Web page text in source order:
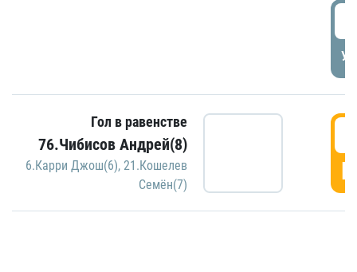
Гол в равенстве
76.Чибисов Андрей(8)
6.Карри Джош(6), 21.Кошелев
Семён(7)